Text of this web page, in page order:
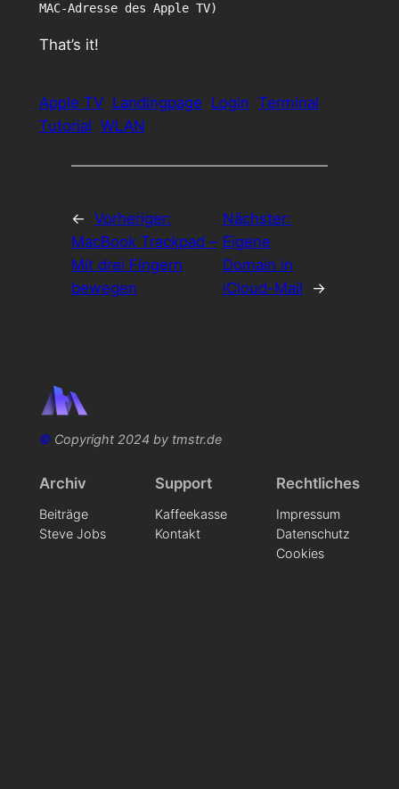
MAC-Adresse des Apple TV)
That’s it!
Apple TV Landingpage Login Terminal
Tutorial WLAN
← Vorheriger:
MacBook Trackpad –
Mit drei Fingern
bewegen
Nächster:
Eigene
Domain in
iCloud-Mail
→
©Copyright 2024 by tmstr.de
Archiv
Beiträge
Steve Jobs
Support
Kaffeekasse
Kontakt
Rechtliches
Impressum
Datenschutz
Cookies